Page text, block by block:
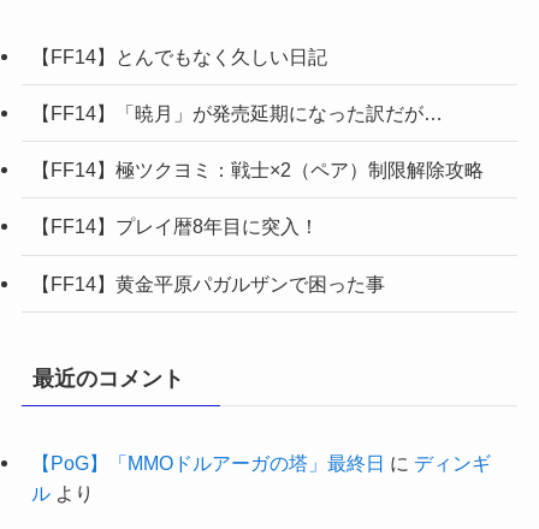
【FF14】とんでもなく久しい日記
【FF14】「暁月」が発売延期になった訳だが…
【FF14】極ツクヨミ：戦士×2（ペア）制限解除攻略
【FF14】プレイ暦8年目に突入！
【FF14】黄金平原パガルザンで困った事
最近のコメント
【PoG】「MMOドルアーガの塔」最終日 に ディンギ
ルより